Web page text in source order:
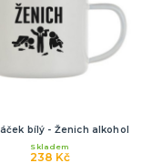
bílý - Ženich alkohol
238 Kč
Skladem